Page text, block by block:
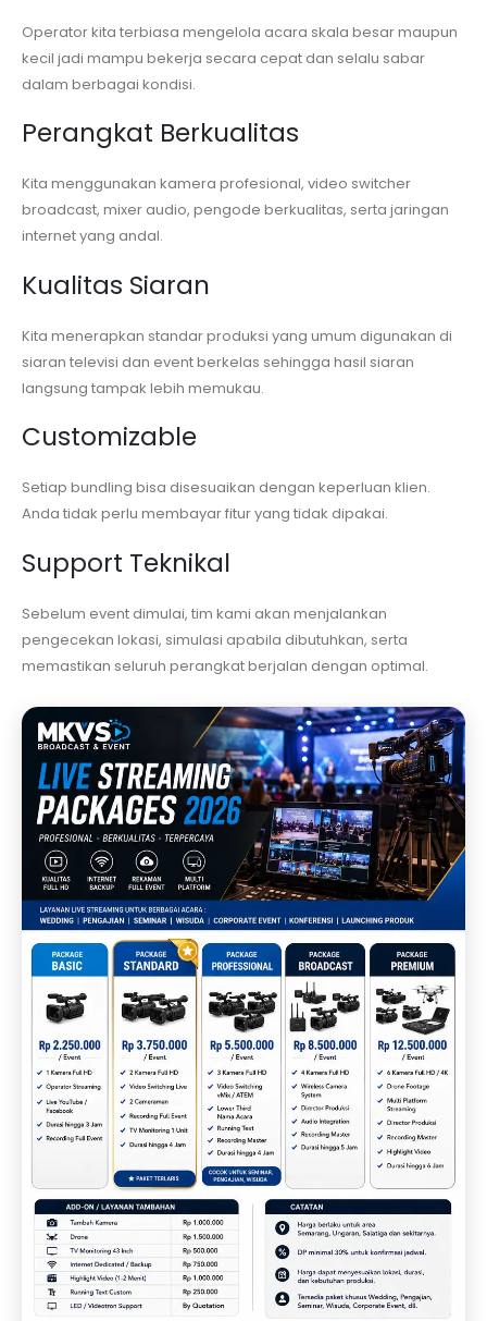
Operator kita terbiasa mengelola acara skala besar maupun
kecil jadi mampu bekerja secara cepat dan selalu sabar
dalam berbagai kondisi.
Perangkat Berkualitas
Kita menggunakan kamera profesional, video switcher
broadcast, mixer audio, pengode berkualitas, serta jaringan
internet yang andal.
Kualitas Siaran
Kita menerapkan standar produksi yang umum digunakan di
siaran televisi dan event berkelas sehingga hasil siaran
langsung tampak lebih memukau.
Customizable
Setiap bundling bisa disesuaikan dengan keperluan klien.
Anda tidak perlu membayar fitur yang tidak dipakai.
Support Teknikal
Sebelum event dimulai, tim kami akan menjalankan
pengecekan lokasi, simulasi apabila dibutuhkan, serta
memastikan seluruh perangkat berjalan dengan optimal.